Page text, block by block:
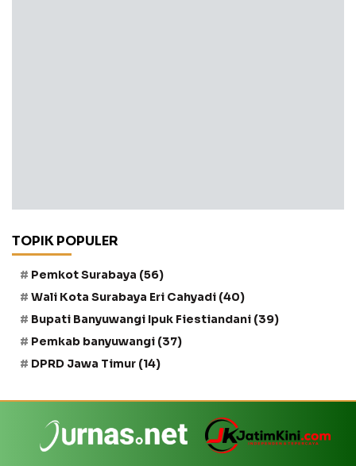
TOPIK POPULER
Pemkot Surabaya (56)
Wali Kota Surabaya Eri Cahyadi (40)
Bupati Banyuwangi Ipuk Fiestiandani (39)
Pemkab banyuwangi (37)
DPRD Jawa Timur (14)